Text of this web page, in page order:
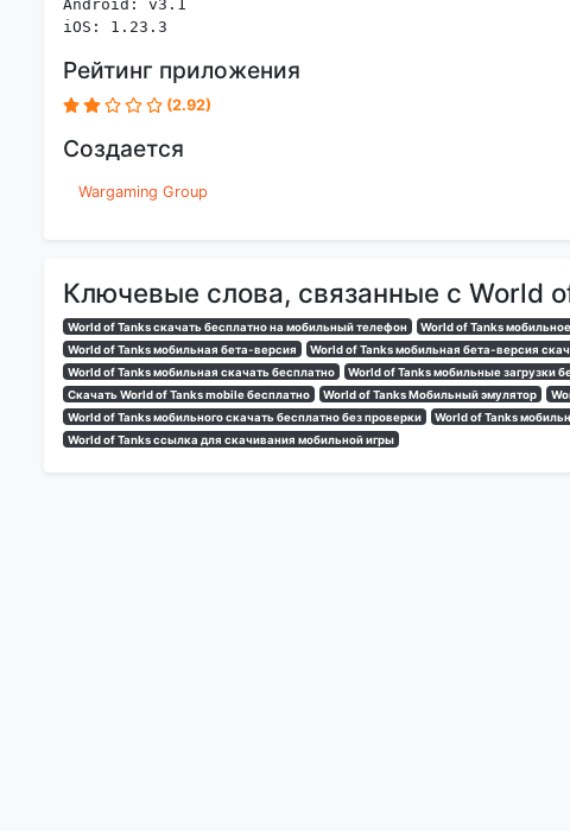
Android: v3.1
iOS: 1.23.3
Рейтинг приложения
(2.92)
Создается
Wargaming Group
Ключевые слова, связанные с World
World of Tanks скачать бесплатно на мобильный телефон World of Tanks
World of Tanks мобильная бета-версия
World of Tanks мобильная бета-версия
World of Tanks мобильная скачать бесплатно
World of Tanks мобильные загрузки
Скачать World of Tanks mobile бесплатно
World of Tanks Мобильный эмулятор
World of Tanks мобильного скачать бесплатно без проверки
World of Tanks
World of Tanks ссылка для скачивания мобильной игры